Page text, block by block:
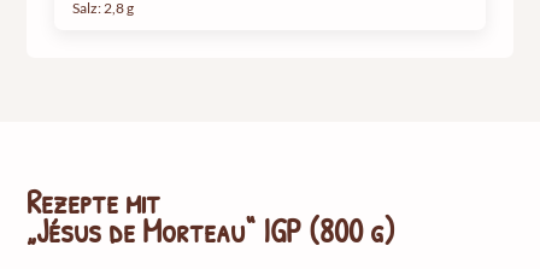
Salz: 2,8 g
Rezepte mit
„Jésus de Morteau“ IGP (800 g)